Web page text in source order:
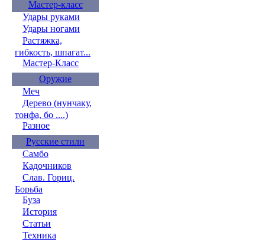
Мастер-класс
Удары руками
Удары ногами
Растяжка,
гибкость, шпагат...
Мастер-Класс
Оружие
Меч
Дерево (нунчаку,
тонфа, бо ....)
Разное
Русские стили
Самбо
Кадочников
Слав. Гориц.
Борьба
Буза
История
Статьи
Техника